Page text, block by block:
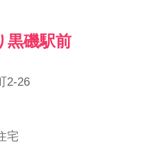
黒磯駅前
2-26
宅